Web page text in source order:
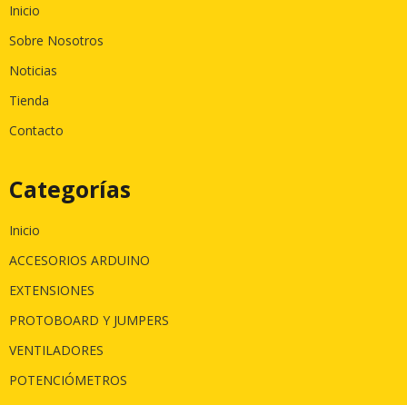
Inicio
Sobre Nosotros
Noticias
Tienda
Contacto
Categorías
Inicio
ACCESORIOS ARDUINO
EXTENSIONES
PROTOBOARD Y JUMPERS
VENTILADORES
POTENCIÓMETROS